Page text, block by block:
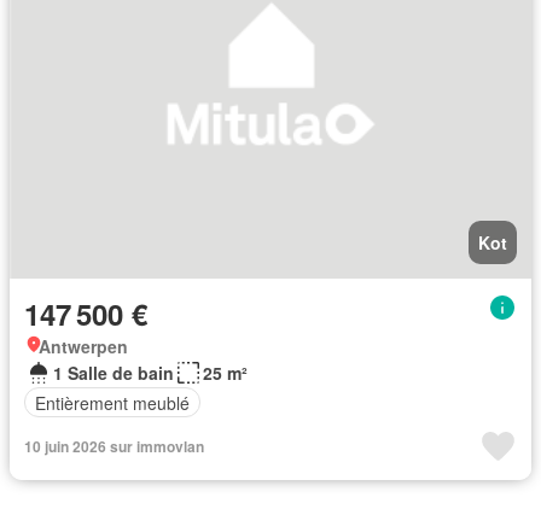
Kot
147 500 €
Antwerpen
1 Salle de bain
25 m²
Entièrement meublé
10 juin 2026 sur immovlan